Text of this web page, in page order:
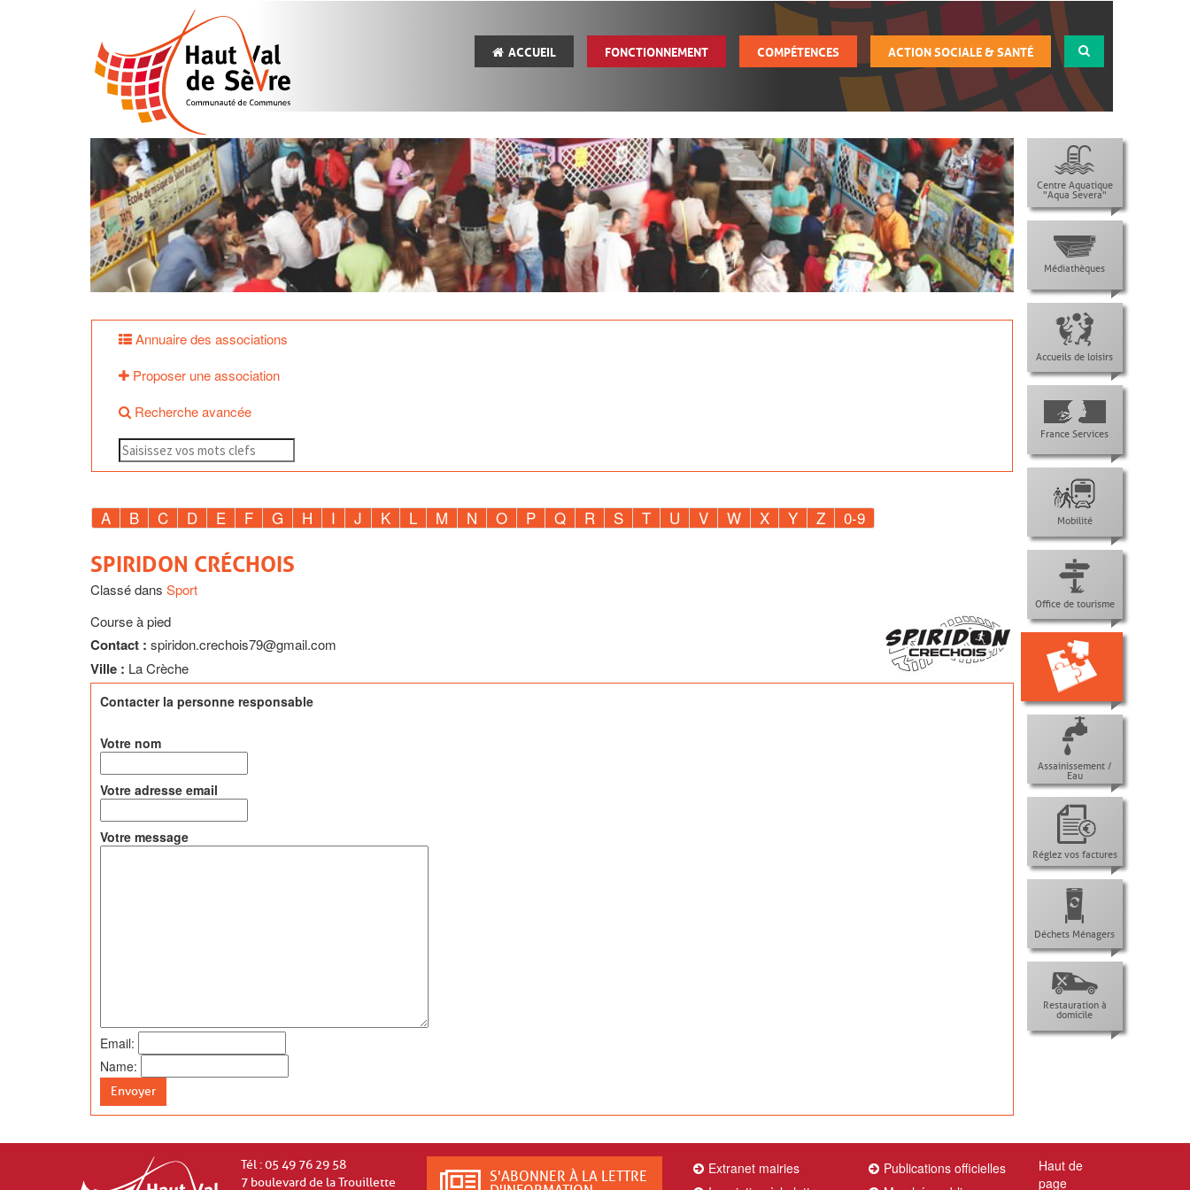
ACCUEIL FONCTIONNEMENT COMPÉTENCES ACTION SOCIALE & SANTÉ
Annuaire des associations
Proposer une association
Recherche avancée
A B C D E F G H I J K L M N O P Q R S T U V W X Y Z 0-9
SPIRIDON CRÉCHOIS
Classé dans Sport
Course à pied
Contact : spiridon.crechois79@gmail.com
Ville : La Crèche
Contacter la personne responsable
Votre nom
Votre adresse email
Votre message
Email:
Name:
Envoyer
Centre Aquatique
"Aqua Severa"
Médiathèques
Accueils de loisirs
France Services
Mobilité
Office de tourisme
Assainissement /
Eau
Réglez vos factures
Déchets Ménagers
Restauration à
domicile
Tél : 05 49 76 29 58
7 boulevard de la Trouillette
S'ABONNER À LA LETTRE
Extranet mairies
Publications officielles
Haut de
page